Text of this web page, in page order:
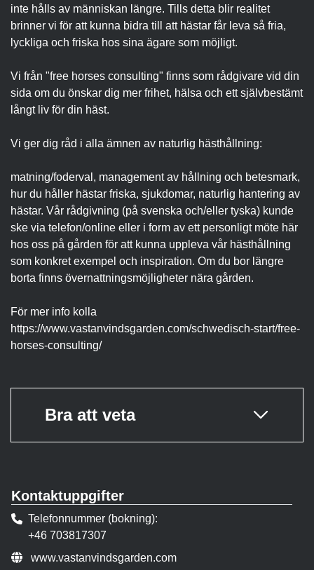
inte hålls av människan längre. Tills detta blir realitet
brinner vi för att kunna bidra till att hästar får leva så fria,
lyckliga och friska hos sina ägare som möjligt.
Vi från "free horses consulting" finns som rådgivare vid din
sida om du önskar dig mer frihet, hälsa och ett självbestämt
långt liv för din häst.
Vi ger dig råd i alla ämnen av naturlig hästhållning:
matning/foderval, management av hållning och betesmark,
hur du håller hästar friska, sjukdomar, naturlig hantering av
hästar. Vår rådgivning (på svenska och/eller tyska) kunde
ske via telefon/online eller i form av ett personligt möte här
hos oss på gården för att kunna uppleva vår hästhållning
som konkret exempel och inspiration. Om du bor längre
borta finns övernattningsmöjligheter nära gården.
För mer info kolla
https://www.vastanvindsgarden.com/schwedisch-start/free-
horses-consulting/
Bra att veta
Kontaktuppgifter
Telefonnummer (bokning)
+46 703817307
Webbsida:
www.vastanvindsgarden.com